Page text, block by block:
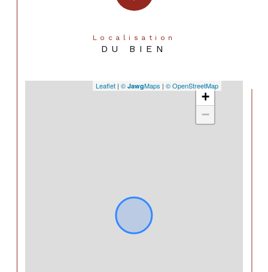
Localisation
DU BIEN
+
−
Leaflet | © JawgMaps | © OpenStreetMap